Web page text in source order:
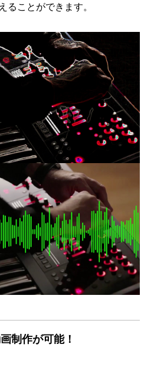
ることができます。
制作が可能！